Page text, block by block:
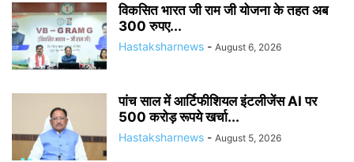
विकसित भारत जी राम जी योजना के तहत अब
300 रुपए...
Hastaksharnews - August 6, 2026
पांच साल में आर्टिफीशियल इंटलीजेंस AI पर
500 करोड़ रूपये खर्चा...
Hastaksharnews - August 5, 2026